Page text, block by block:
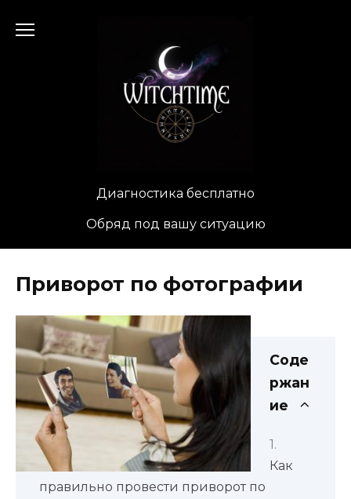
Диагностика бесплатно
Обряд под вашу ситуацию
Приворот по фотографии
Соде
ржан
ие
Как
правильно провести приворот по